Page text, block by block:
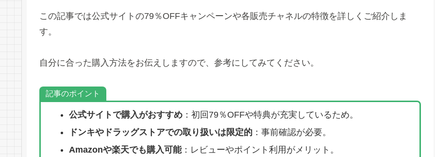
この記事では公式サイトの79％OFFキャンペーンや各販売チャネルの特徴を詳しくご紹介しま
す。
自分に合った購入方法をお伝えしますので、参考にしてみてください。
記事のポイント
公式サイトで購入がおすすめ：初回79％OFFや特典が充実しているため。
ドンキやドラッグストアでの取り扱いは限定的：事前確認が必要。
Amazonや楽天でも購入可能：レビューやポイント利用がメリット。